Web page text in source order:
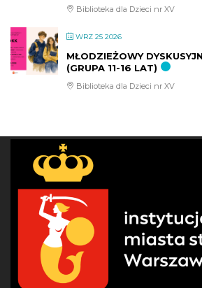
Biblioteka dla Dzieci nr XV
WRZ 25 2026
MŁODZIEŻOWY
(GRUPA 11-16 LAT)
Biblioteka dla Dzieci nr XV